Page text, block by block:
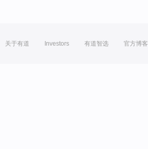
关于有道 Investors 有道智选 官方博客